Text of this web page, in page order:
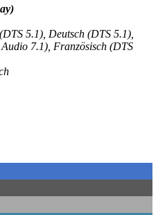
5.1), Deutsch (DTS 5.1),
7.1), Französisch (DTS